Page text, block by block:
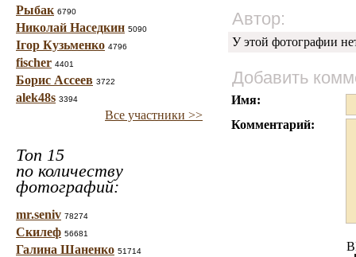
Рыбак 6790
Николай Наседкин 5090
Ігор Кузьменко 4796
fischer 4401
Борис Ассеев 3722
alek48s 3394
Все участники >>
Топ 15
по количеству
фотографий:
mr.seniv 78274
Скилеф 56681
Галина Шаненко 51714
Автор:
У этой фотографии
Добавить
Имя:
Комментарий: